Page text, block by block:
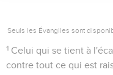
Seuls les Évangiles sont
1 Celui qui se tient à
contre tout ce qui est